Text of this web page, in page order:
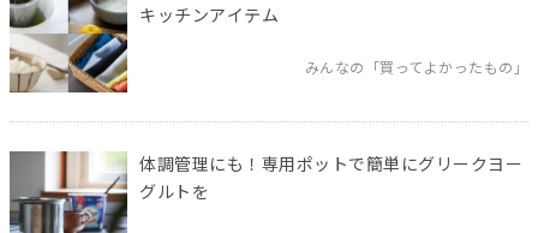
キッチンアイテム
みんなの「買ってよかったもの」
体調管理にも！専用ポットで簡単にグリークヨー
グルトを